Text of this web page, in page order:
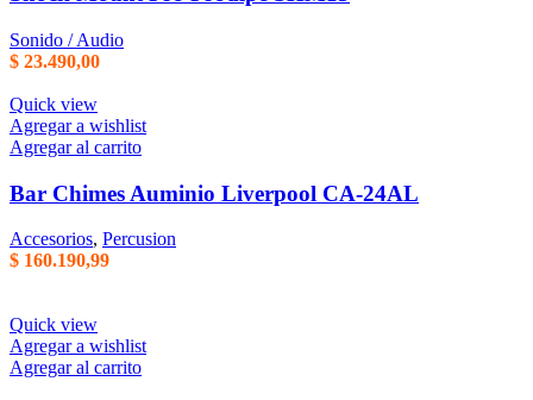
Sonido / Audio
$ 23.490,00
Quick view
Agregar a wishlist
Agregar al carrito
Bar Chimes Auminio Liverpool CA-24AL
Accesorios, Percusion
$ 160.190,99
Quick view
Agregar a wishlist
Agregar al carrito